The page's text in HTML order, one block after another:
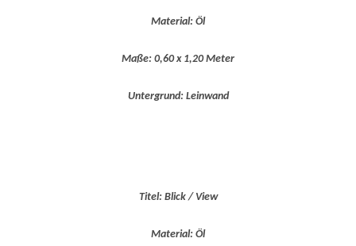
Material: Öl
Maße: 0,60 x 1,20 Meter
Untergrund: Leinwand
Titel: Blick / View
Material: Öl